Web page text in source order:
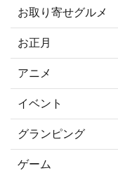
お取り寄せグルメ
お正月
アニメ
イベント
グランピング
ゲーム